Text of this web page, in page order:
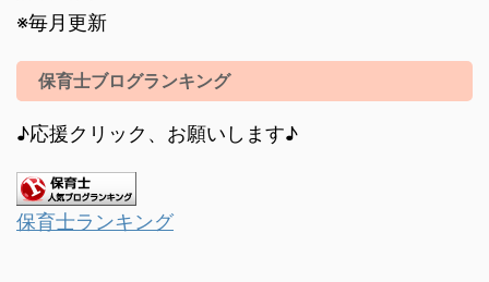
※毎月更新
保育士ブログランキング
♪応援クリック、お願いします♪
保育士ランキング